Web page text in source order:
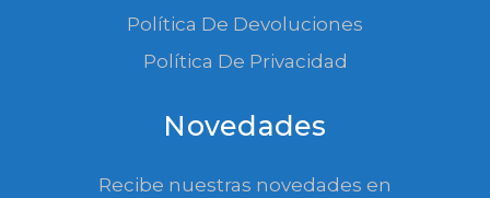
Política De Devoluciones
Política De Privacidad
Novedades
Recibe nuestras novedades en